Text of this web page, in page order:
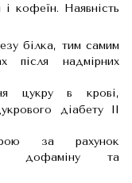
кофеїн. Наявність
білка, тим самим
після надмірних
цукру в крові,
діабету II
за рахунок
дофаміну та